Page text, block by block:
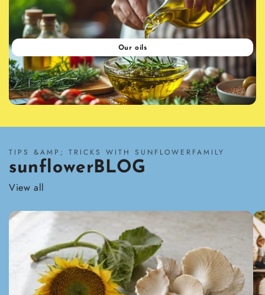
Our oils
TIPS &AMP; TRICKS WITH SUNFLOWERFAMILY
sunflowerBLOG
View all